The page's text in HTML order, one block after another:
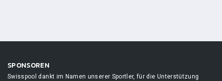
SPONSOREN
Swisspool dankt im Namen unserer Sportler, für die Unterstützung